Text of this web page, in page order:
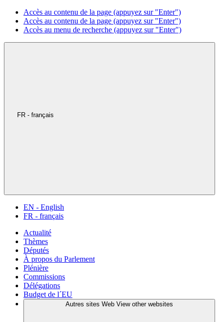
Accès au contenu de la page (appuyez sur "Enter")
Accès au contenu de la page (appuyez sur "Enter")
Accès au menu de recherche (appuyez sur "Enter")
FR - français
EN - English
FR - français
Actualité
Thèmes
Députés
À propos du Parlement
Plénière
Commissions
Délégations
Budget de l´EU
Autres sites Web View other websites